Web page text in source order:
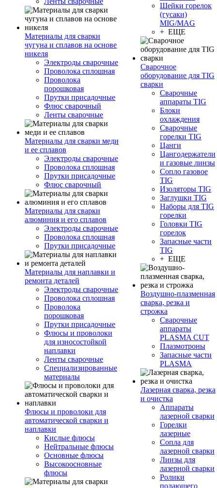
Материалы для сварки
чугуна и сплавов на основе
никеля
Электроды сварочные
Проволока сплошная
Проволока
порошковая
Прутки присадочные
Флюс сварочный
Ленты сварочные
Материалы для сварки меди
и ее сплавов
Электроды сварочные
Проволока сплошная
Прутки присадочные
Флюс сварочный
Материалы для сварки
алюминия и его сплавов
Электроды сварочные
Проволока сплошная
Прутки присадочные
Материалы для наплавки и
ремонта деталей
Электроды сварочные
Проволока сплошная
Проволока
порошковая
Прутки присадочные
Флюсы и проволоки
для износостойкой
наплавки
Ленты сварочные
Специализированные
материалы
Флюсы и проволоки для
автоматической сварки и
наплавки
Кислые флюсы
Нейтральные флюсы
Основные флюсы
Высокоосновные
флюсы
Шейки горелок
(гусаки)
MIG/MAG
+ ЕЩЕ
Сварочное
оборудование для TIG
сварки
Сварочные
аппараты TIG
Блоки
охлаждения
Сварочные
горелки TIG
Цанги
Цангодержатели
и газовые линзы
Сопло газовое
TIG
Изоляторы TIG
Заглушки TIG
Наборы для TIG
горелки
Головки TIG
горелок
Запасные части
TIG
+ ЕЩЕ
Воздушно-плазменная
сварка, резка и
строжка
Сварочные
аппараты
PLASMA CUT
Плазмотроны
Запасные части
PLASMA
Лазерная сварка, резка
и очистка
Аппараты
лазерной сварки
Горелки
лазерные
Сопла для
лазерной сварки
Линзы для
лазерной сварки
Ролики
подающего